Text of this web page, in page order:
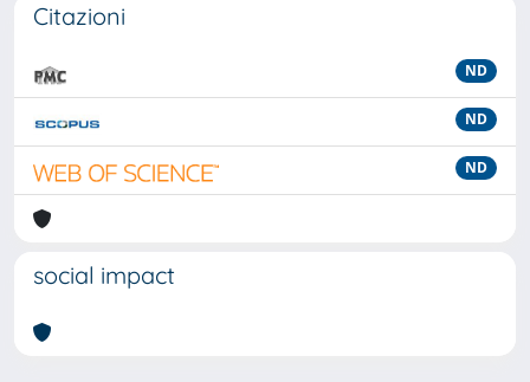
Citazioni
ND
ND
ND
social impact